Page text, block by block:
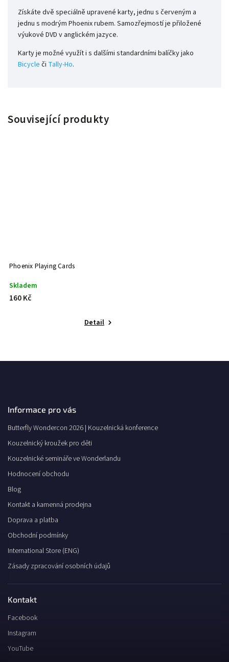
Získáte dvě speciálně upravené karty, jednu s červeným a
jednu s modrým Phoenix rubem. Samozřejmostí je přiložené
výukové DVD v anglickém jazyce.
Karty je možné využít i s dalšími standardními balíčky jako
Bicycle či Tally-Ho.
Související produkty
Phoenix Playing Cards
Skladem
160 Kč
Detail
Informace pro vás
Butterfly Wondercon 2026 | Kouzelnická konference
Kouzelnický kroužek pro děti
Kouzelnické semináře ve Wonderlandu
Hodnocení obchodu
Blog
Kontakt a kamenná prodejna
Doprava a platba
Obchodní podmínky
International Store (ENG)
Zásady zpracování osobních údajů
Kontakt
Facebook
Instagram
YouTube